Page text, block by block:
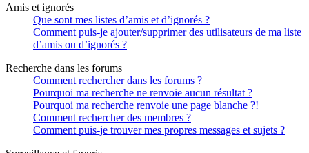
Amis et ignorés
Que sont mes listes d’amis et d’ignorés ?
Comment puis-je ajouter/supprimer des utilisateurs de ma liste
d’amis ou d’ignorés ?
Recherche dans les forums
Comment rechercher dans les forums ?
Pourquoi ma recherche ne renvoie aucun résultat ?
Pourquoi ma recherche renvoie une page blanche ?!
Comment rechercher des membres ?
Comment puis-je trouver mes propres messages et sujets ?